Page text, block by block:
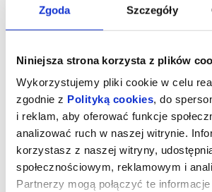
Zgoda Szczegóły
Niniejsza strona korzysta z plików
Wykorzystujemy pliki cookie w celu
zgodnie z Polityką cookies, do
i reklam, aby oferować funkcje
analizować ruch w naszej witrynie.
korzystasz z naszej witryny,
społecznościowym, reklamowym i
Partnerzy mogą połączyć te